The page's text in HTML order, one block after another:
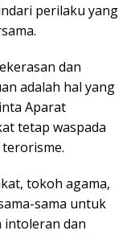
perilaku yang
dan
adalah hal yang
Aparat
tetap waspada
tokoh agama,
sama untuk
intoleran dan